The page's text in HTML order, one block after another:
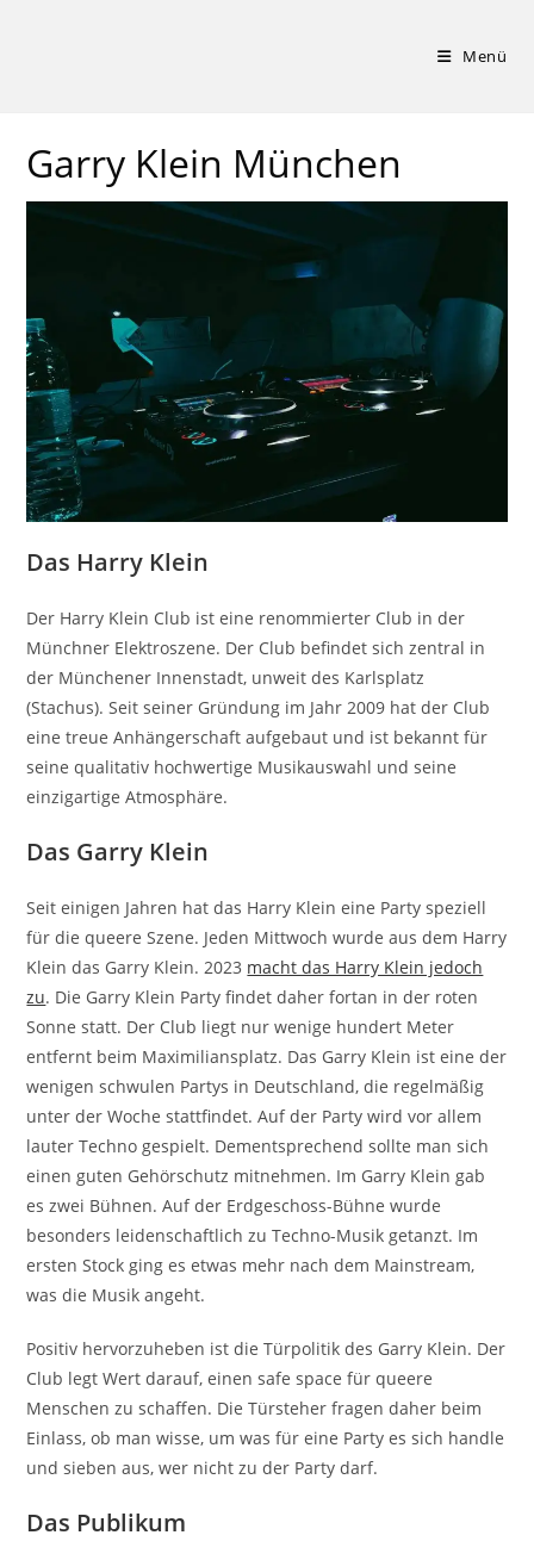
Menü
Garry Klein München
Das Harry Klein
Der Harry Klein Club ist eine renommierter Club in der
Münchner Elektroszene. Der Club befindet sich zentral in
der Münchener Innenstadt, unweit des Karlsplatz
(Stachus). Seit seiner Gründung im Jahr 2009 hat der Club
eine treue Anhängerschaft aufgebaut und ist bekannt für
seine qualitativ hochwertige Musikauswahl und seine
einzigartige Atmosphäre.
Das Garry Klein
Seit einigen Jahren hat das Harry Klein eine Party speziell
für die queere Szene. Jeden Mittwoch wurde aus dem Harry
Klein das Garry Klein. 2023 macht das Harry Klein jedoch
zu. Die Garry Klein Party findet daher fortan in der roten
Sonne statt. Der Club liegt nur wenige hundert Meter
entfernt beim Maximiliansplatz. Das Garry Klein ist eine der
wenigen schwulen Partys in Deutschland, die regelmäßig
unter der Woche stattfindet. Auf der Party wird vor allem
lauter Techno gespielt. Dementsprechend sollte man sich
einen guten Gehörschutz mitnehmen. Im Garry Klein gab
es zwei Bühnen. Auf der Erdgeschoss-Bühne wurde
besonders leidenschaftlich zu Techno-Musik getanzt. Im
ersten Stock ging es etwas mehr nach dem Mainstream,
was die Musik angeht.
Positiv hervorzuheben ist die Türpolitik des Garry Klein. Der
Club legt Wert darauf, einen safe space für queere
Menschen zu schaffen. Die Türsteher fragen daher beim
Einlass, ob man wisse, um was für eine Party es sich handle
und sieben aus, wer nicht zu der Party darf.
Das Publikum